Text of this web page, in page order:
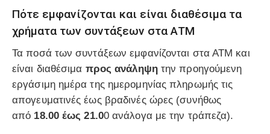
Πότε εμφανίζονται και είναι διαθέσιμα τα
χρήματα των συντάξεων στα ΑΤΜ
Τα ποσά των συντάξεων εμφανίζονται στα ΑΤΜ και
είναι διαθέσιμα προς ανάληψητην προηγούμενη
εργάσιμη ημέρα της ημερομηνίας πληρωμής τις
απογευματινές έως βραδινές ώρες (συνήθως
από 18.00 έως 21.00 ανάλογα με την τράπεζα).